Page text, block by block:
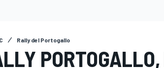
Rally del Portogallo